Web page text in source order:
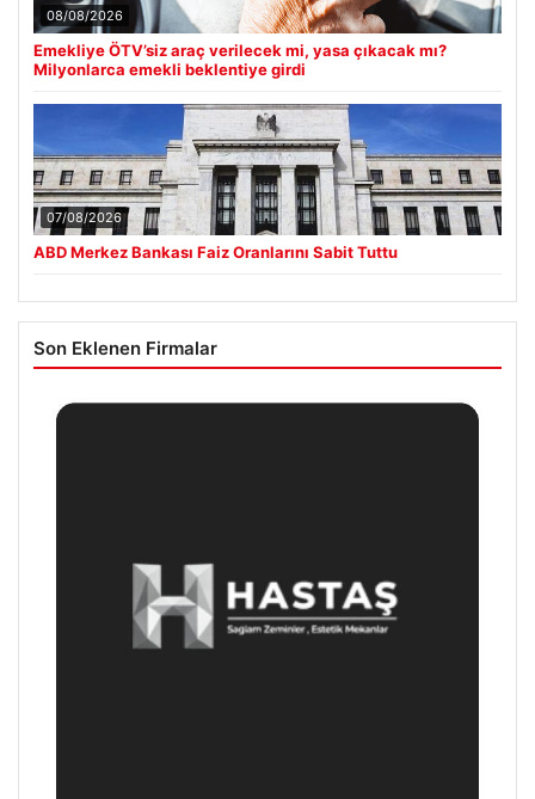
08/08/2026
Emekliye ÖTV’siz araç verilecek mi, yasa çıkacak mı?
Milyonlarca emekli beklentiye girdi
07/08/2026
ABD Merkez Bankası Faiz Oranlarını Sabit Tuttu
Son Eklenen Firmalar